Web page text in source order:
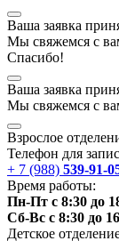
Ваша заявка
Мы свяжемся с
Спасибо!
Ваша заявка
Мы свяжемся с
Взрослое
Телефон для
+ 7 (988) 539-91-
Время работы:
Пн-Пт с 8:30 до
Сб-Вс с 8:30 до
Детское